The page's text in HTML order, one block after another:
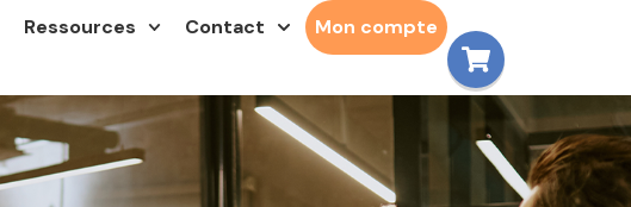
Ressources Contact Mon compte